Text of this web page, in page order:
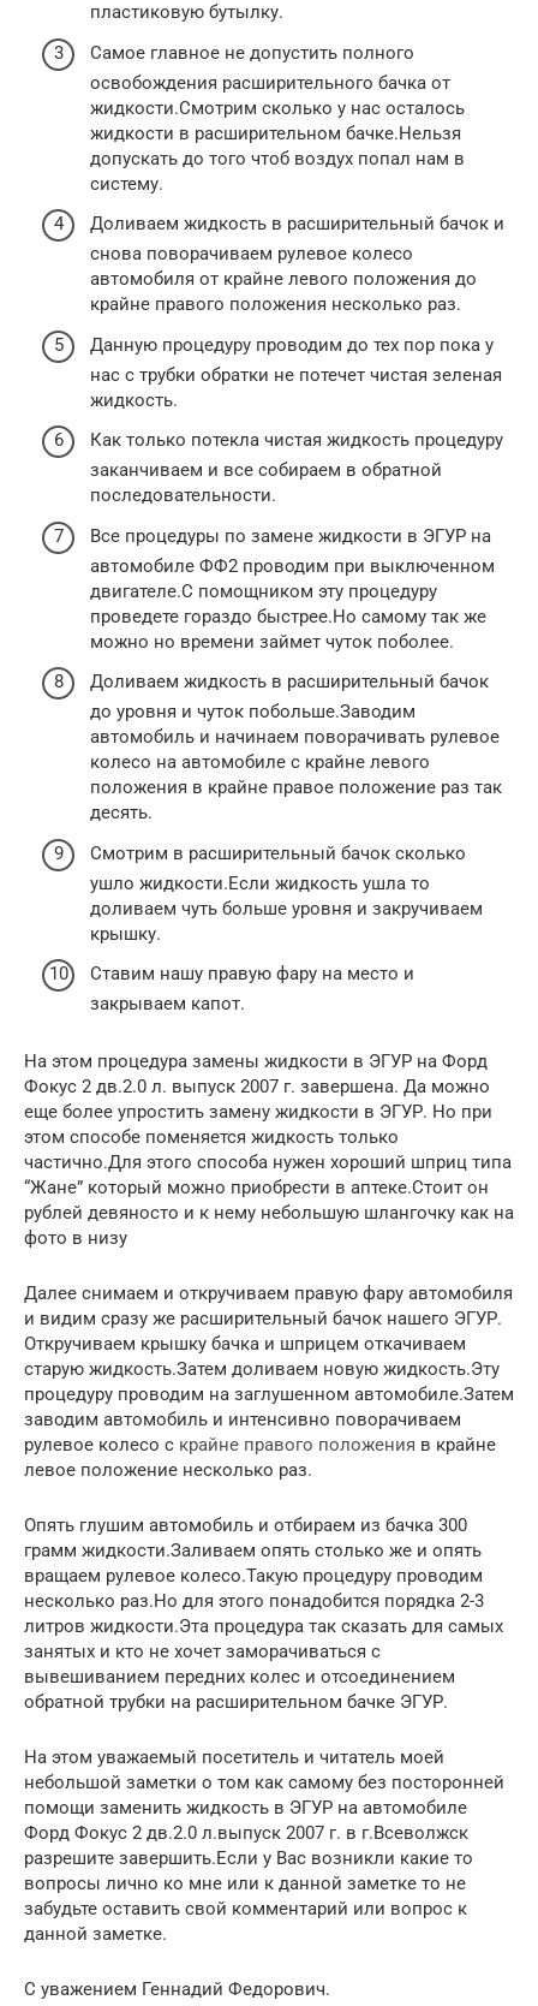
пластиковую бутылку.
Самое главное не допустить полного
освобождения расширительного бачка от
жидкости.Смотрим сколько у нас осталось
жидкости в расширительном бачке.Нельзя
допускать до того чтоб воздух попал нам в
систему.
Доливаем жидкость в расширительный бачок и
снова поворачиваем рулевое колесо
автомобиля от крайне левого положения до
крайне правого положения несколько раз.
Данную процедуру проводим до тех пор пока у
нас с трубки обратки не потечет чистая зеленая
жидкость.
Как только потекла чистая жидкость процедуру
заканчиваем и все собираем в обратной
последовательности.
Все процедуры по замене жидкости в ЭГУР на
автомобиле ФФ2 проводим при выключенном
двигателе.С помощником эту процедуру
проведете гораздо быстрее.Но самому так же
можно но времени займет чуток поболее.
Доливаем жидкость в расширительный бачок
до уровня и чуток побольше.Заводим
автомобиль и начинаем поворачивать рулевое
колесо на автомобиле с крайне левого
положения в крайне правое положение раз так
десять.
Смотрим в расширительный бачок сколько
ушло жидкости.Если жидкость ушла то
доливаем чуть больше уровня и закручиваем
крышку.
Ставим нашу правую фару на место и
закрываем капот.
На этом процедура замены жидкости в ЭГУР на Форд
Фокус 2 дв.2.0 л. выпуск 2007 г. завершена. Да можно
еще более упростить замену жидкости в ЭГУР. Но при
этом способе поменяется жидкость только
частично.Для этого способа нужен хороший шприц типа
“Жане” который можно приобрести в аптеке.Стоит он
рублей девяносто и к нему небольшую шлангочку как на
фото в низу
Далее снимаем и откручиваем правую фару автомобиля
и видим сразу же расширительный бачок нашего ЭГУР.
Откручиваем крышку бачка и шприцем откачиваем
старую жидкость.Затем доливаем новую жидкость.Эту
процедуру проводим на заглушенном автомобиле.Затем
заводим автомобиль и интенсивно поворачиваем
рулевое колесо с крайне правого положения в крайне
левое положение несколько раз.
Опять глушим автомобиль и отбираем из бачка 300
грамм жидкости.Заливаем опять столько же и опять
вращаем рулевое колесо.Такую процедуру проводим
несколько раз.Но для этого понадобится порядка 2-3
литров жидкости.Эта процедура так сказать для самых
занятых и кто не хочет заморачиваться с
вывешиванием передних колес и отсоединением
обратной трубки на расширительном бачке ЭГУР.
На этом уважаемый посетитель и читатель моей
небольшой заметки о том как самому без посторонней
помощи заменить жидкость в ЭГУР на автомобиле
Форд Фокус 2 дв.2.0 л.выпуск 2007 г. в г.Всеволжск
разрешите завершить.Если у Вас возникли какие то
вопросы лично ко мне или к данной заметке то не
забудьте оставить свой комментарий или вопрос к
данной заметке.
С уважением Геннадий Федорович.